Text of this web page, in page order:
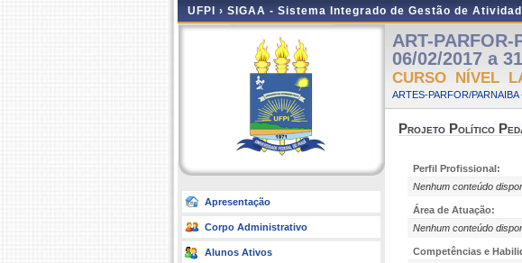
UFPI › SIGAA - Sistema Integrado de Gestão de
Apresentação
Corpo Administrativo
Alunos Ativos
ART-
06/02/2017 a
CURSO NÍVEL
ARTES-PARFOR/PARNAIBA
Projeto Político
Perfil Profissional:
Nenhum conteúdo
Área de Atuação:
Nenhum conteúdo
Competências e